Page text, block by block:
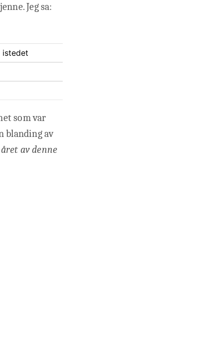
Jeg sa:
istedet
som var
blanding av
av denne